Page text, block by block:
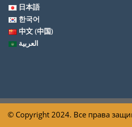
日本語
한국어
中文 (中国)
العربية
© Copyright 2024. Все права